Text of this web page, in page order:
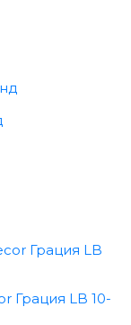
Грация LB 10-